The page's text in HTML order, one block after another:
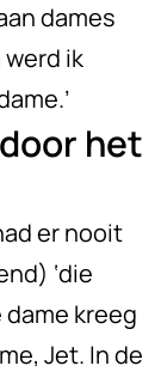
dames
ik
het
er nooit
‘die
dame kreeg
Jet. In de